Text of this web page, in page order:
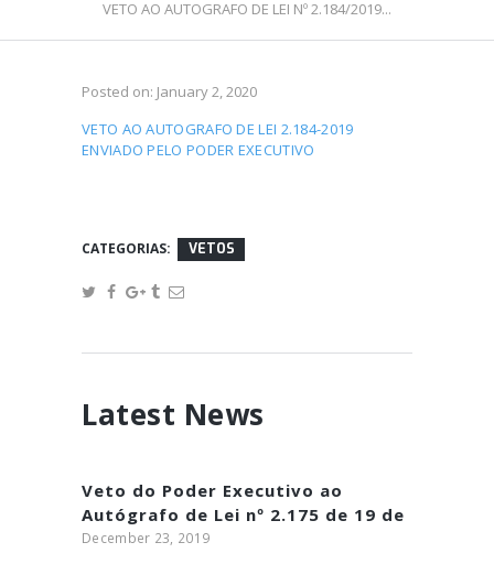
VETO AO AUTOGRAFO DE LEI Nº 2.184/2019...
Posted on: January 2, 2020
VETO AO AUTOGRAFO DE LEI 2.184-2019
ENVIADO PELO PODER EXECUTIVO
CATEGORIAS: VETOS
Latest News
Veto do Poder Executivo ao
Autógrafo de Lei nº 2.175 de 19 de
dezembro de 2019
December 23, 2019